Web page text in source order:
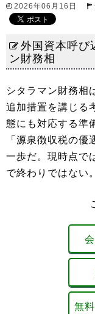
2026年06月16日
外国資本呼び
ン財務相
シタラマン財務相
追加措置を講じる
態にも対応する準
「源泉徴収税の
一歩だ。現時点で
で終わりではない
無